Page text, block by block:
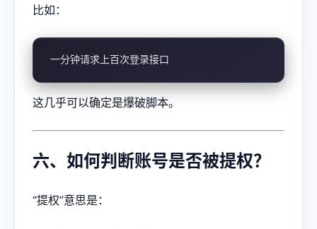
比如：
一分钟请求上百次登录接口
这几乎可以确定是爆破脚本。
六、如何判断账号是否被提权？
“提权”意思是：